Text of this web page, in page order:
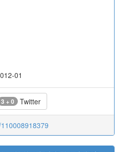
01
3 + 0 Twitter